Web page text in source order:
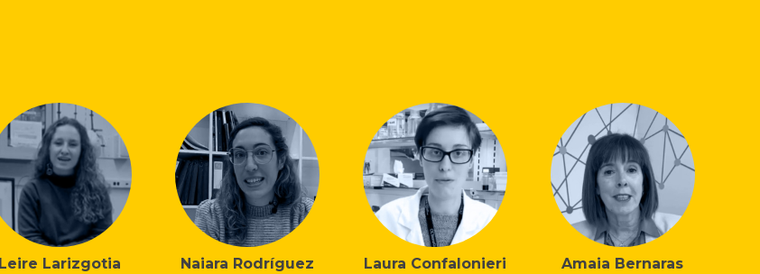
Leire Larizgotia
Naiara Rodríguez
Laura Confalonieri
Amaia Bernaras